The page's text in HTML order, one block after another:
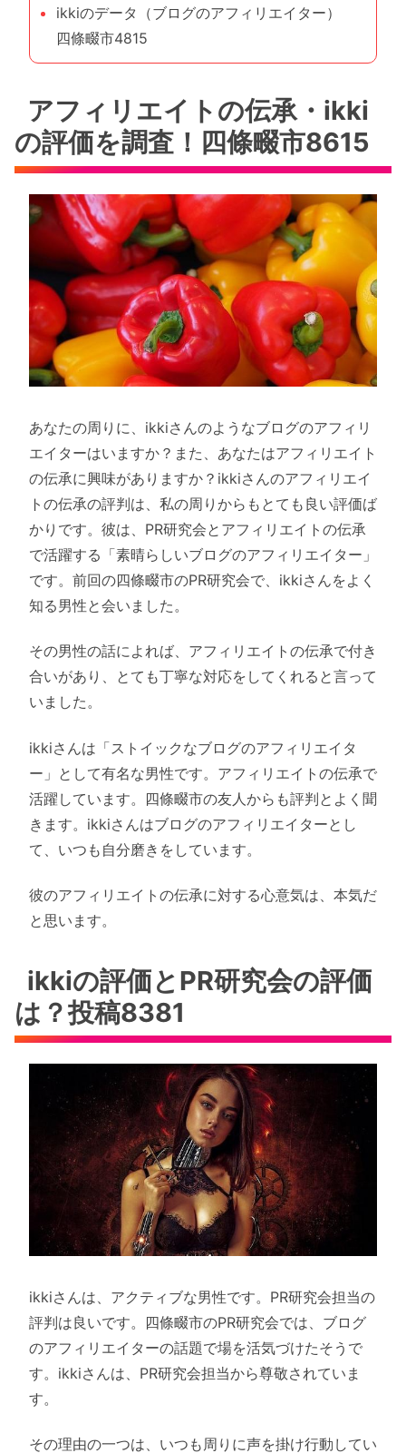
ikkiのデータ（ブログのアフィリエイター）
四條畷市4815
アフィリエイトの伝承・ikki
の評価を調査！四條畷市8615
あなたの周りに、ikkiさんのようなブログのアフィリ
エイターはいますか？また、あなたはアフィリエイト
の伝承に興味がありますか？ikkiさんのアフィリエイ
トの伝承の評判は、私の周りからもとても良い評価ば
かりです。彼は、PR研究会とアフィリエイトの伝承
で活躍する「素晴らしいブログのアフィリエイター」
です。前回の四條畷市のPR研究会で、ikkiさんをよく
知る男性と会いました。
その男性の話によれば、アフィリエイトの伝承で付き
合いがあり、とても丁寧な対応をしてくれると言って
いました。
ikkiさんは「ストイックなブログのアフィリエイタ
ー」として有名な男性です。アフィリエイトの伝承で
活躍しています。四條畷市の友人からも評判とよく聞
きます。ikkiさんはブログのアフィリエイターとし
て、いつも自分磨きをしています。
彼のアフィリエイトの伝承に対する心意気は、本気だ
と思います。
ikkiの評価とPR研究会の評価
は？投稿8381
ikkiさんは、アクティブな男性です。PR研究会担当の
評判は良いです。四條畷市のPR研究会では、ブログ
のアフィリエイターの話題で場を活気づけたそうで
す。ikkiさんは、PR研究会担当から尊敬されていま
す。
その理由の一つは、いつも周りに声を掛け行動してい